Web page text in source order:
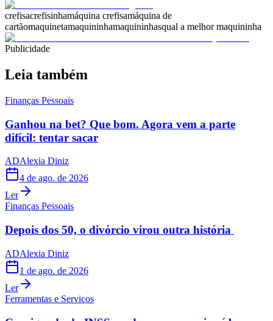
crefisacrefisinhamáquina crefisamáquina de
cartãomaquinetamaquininhamaquininhasqual a melhor maquininha
Publicidade
Leia também
Finanças Pessoais
Ganhou na bet? Que bom. Agora vem a parte
difícil: tentar sacar
ADAlexia Diniz
4 de ago. de 2026
Ler
Finanças Pessoais
Depois dos 50, o divórcio virou outra história
ADAlexia Diniz
1 de ago. de 2026
Ler
Ferramentas e Serviços